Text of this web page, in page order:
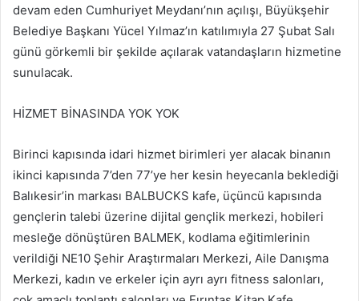
devam eden Cumhuriyet Meydanı’nın açılışı, Büyükşehir
Belediye Başkanı Yücel Yılmaz’ın katılımıyla 27 Şubat Salı
günü görkemli bir şekilde açılarak vatandaşların hizmetine
sunulacak.
HİZMET BİNASINDA YOK YOK
Birinci kapısında idari hizmet birimleri yer alacak binanın
ikinci kapısında 7’den 77’ye her kesin heyecanla beklediği
Balıkesir’in markası BALBUCKS kafe, üçüncü kapısında
gençlerin talebi üzerine dijital gençlik merkezi, hobileri
mesleğe dönüştüren BALMEK, kodlama eğitimlerinin
verildiği NE10 Şehir Araştırmaları Merkezi, Aile Danışma
Merkezi, kadın ve erkeler için ayrı ayrı fitness salonları,